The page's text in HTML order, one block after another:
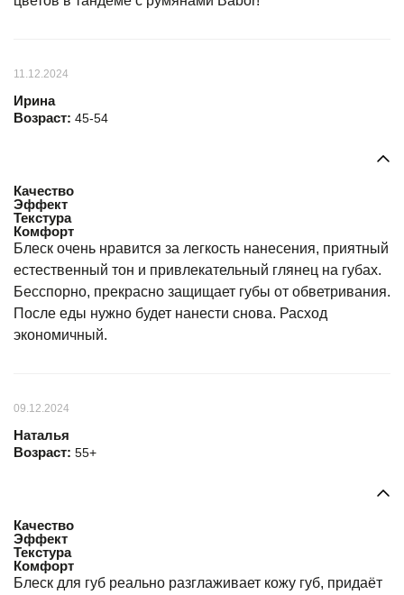
11.12.2024
Ирина
Возраст: 45-54
Качество
Эффект
Текстура
Комфорт
Блеск очень нравится за легкость нанесения, приятный
естественный тон и привлекательный глянец на губах.
Бесспорно, прекрасно защищает губы от обветривания.
После еды нужно будет нанести снова. Расход
экономичный.
09.12.2024
Наталья
Возраст: 55+
Качество
Эффект
Текстура
Комфорт
Блеск для губ реально разглаживает кожу губ, придаёт